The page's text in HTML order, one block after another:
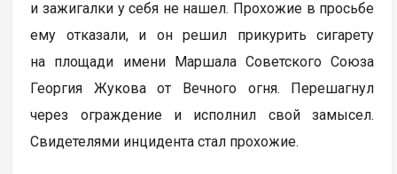
и зажигалки у себя не нашел. Прохожие в просьбе
ему отказали, и он решил прикурить сигарету
на площади имени Маршала Советского Союза
Георгия Жукова от Вечного огня. Перешагнул
через ограждение и исполнил свой замысел.
Свидетелями инцидента стал прохожие.